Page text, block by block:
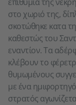
στο χωριό της,
σκοτώθηκε κατα
καθεστώς του
εναντίον. Τα
κλέβουν το
θυμωμένους
με ένα
στρατός